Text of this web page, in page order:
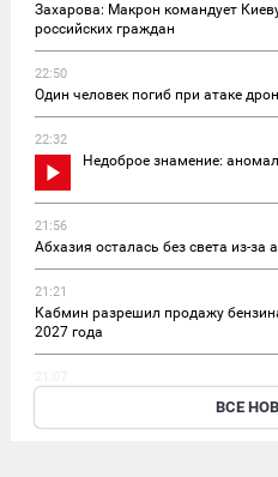
Захарова: Макрон командует
российских граждан
22:50
Один человек погиб при атаке
22:32
Недоброе знамение:
21:56
Абхазия осталась без света из-за
21:21
Кабмин разрешил продажу
2027 года
Путин объявил о кадровых
ВСЕ